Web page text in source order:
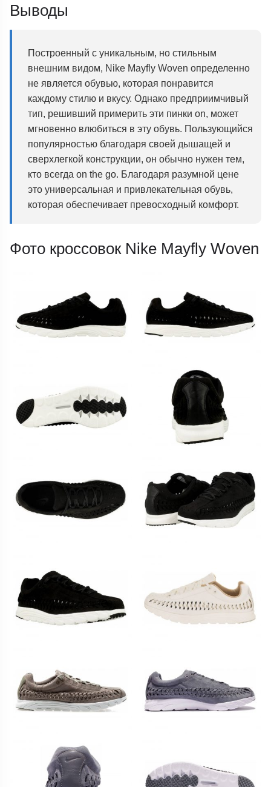
Выводы
Построенный с уникальным, но стильным
внешним видом, Nike Mayfly Woven определенно
не является обувью, которая понравится
каждому стилю и вкусу. Однако предприимчивый
тип, решивший примерить эти пинки on, может
мгновенно влюбиться в эту обувь. Пользующийся
популярностью благодаря своей дышащей и
сверхлегкой конструкции, он обычно нужен тем,
кто всегда on the go. Благодаря разумной цене
это универсальная и привлекательная обувь,
которая обеспечивает превосходный комфорт.
Фото кроссовок Nike Mayfly Woven